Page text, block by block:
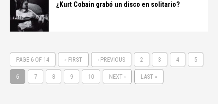
¿Kurt Cobain grabó un disco en solitario?
PAGE 6 OF 14 « FIRST ‹ PREVIOUS 2 3 4 5
6 7 8 9 10 NEXT › LAST »